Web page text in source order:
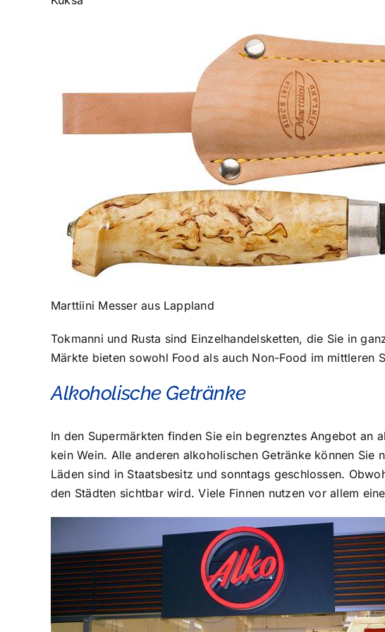
Marttiini Messer aus Lappland
Tokmanni und Rusta sind Einzelhandelsketten, die Sie in
Märkte bieten sowohl Food als auch Non-Food im mittleren
Alkoholische Getränke
In den Supermärkten finden Sie ein begrenztes Angebot
kein Wein. Alle anderen alkoholischen Getränke können
Läden sind in Staatsbesitz und sonntags geschlossen.
den Städten sichtbar wird. Viele Finnen nutzen vor allem